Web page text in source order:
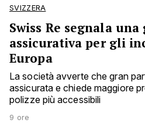
SVIZZERA
Swiss Re segnala
assicurativa per gli
Europa
La società avverte che gran
assicurata e chiede maggiore
polizze più accessibili
9 ore